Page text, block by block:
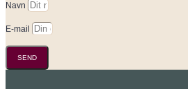
Navn
E-mail
SEND